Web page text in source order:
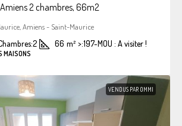
2 chambres, 66m2
Amiens - Saint-Maurice
2 66 m² >:197-MOU : A visiter !
MAISONS
VENDUS PAR OMMI